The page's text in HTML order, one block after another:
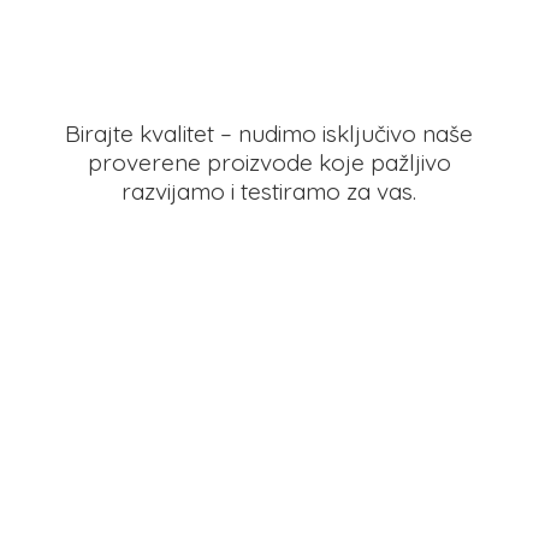
Birajte kvalitet – nudimo isključivo naše
proverene proizvode koje pažljivo
razvijamo i testiramo za vas.